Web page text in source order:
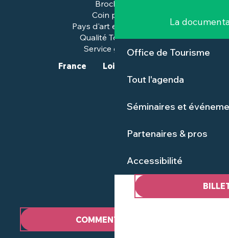
La
Office de Tourisme
Tout l'agenda
Séminaires et
Partenaires & pros
Accessibilité
Brochures
Coin presse
Pays d'art et d'histoire
Qualité Tourisme™
Service groupes
COMMENT VENIR ?
France Loire-Atlantique